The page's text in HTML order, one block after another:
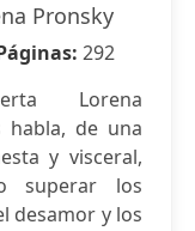
Pronsky
292
Lorena
habla, de una
y visceral,
superar los
desamor y los